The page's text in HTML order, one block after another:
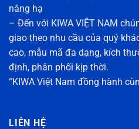
nâng hạ
– Đến với KIWA VIỆT NAM
giao theo nhu cầu của quý
cao, mẫu mã đa dạng, kích
định, phân phối kịp thời.
“KIWA Việt Nam đồng hành
LIÊN HỆ